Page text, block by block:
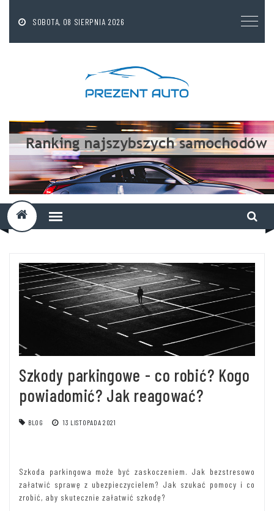
SOBOTA, 08 SIERPNIA 2026
A
D
I
T
L
E
Szkody parkingowe - co robić? Kogo
powiadomić? Jak reagować?
BLOG 13 LISTOPADA 2021
Szkoda parkingowa może być zaskoczeniem. Jak bezstresowo
załatwić sprawę z ubezpieczycielem? Jak szukać pomocy i co
zrobić, aby skutecznie załatwić szkodę?